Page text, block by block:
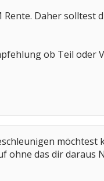
Daher solltest
ob Teil oder
ohne das dir daraus